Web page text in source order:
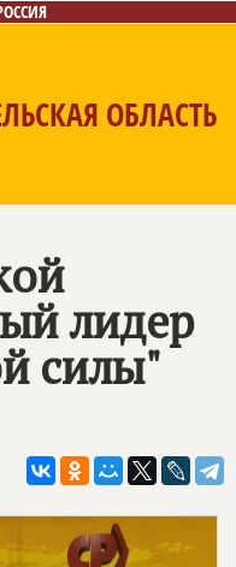
ОБЛАСТЬ
Поиск
лидер
силы"